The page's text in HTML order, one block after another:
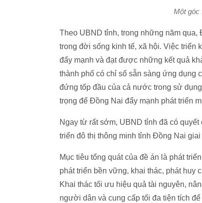
Một góc
Theo UBND tỉnh, trong những năm qua,
trong đời sống kinh tế, xã hội. Việc
đẩy mạnh và đạt được những kết quả
thành phố có chỉ số sẵn sàng ứng dụng
đứng tốp đầu của cả nước trong sử
trọng để Đồng Nai đẩy mạnh phát triển
Ngay từ rất sớm, UBND tỉnh đã có
triển đô thị thông minh tỉnh Đồng Nai
Mục tiêu tổng quát của đề án là phát
phát triển bền vững, khai thác, phát huy
Khai thác tối ưu hiệu quả tài nguyên,
người dân và cung cấp tối đa tiện tích